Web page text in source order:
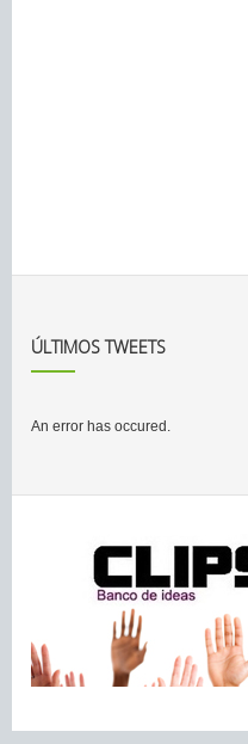
ÚLTIMOS TWEETS
An error has occured.